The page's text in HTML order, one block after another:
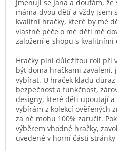
Jmenuji se Jana a doufám, že
máma dvou dětí a vždy jsem
kvalitní hračky, které by mé
vlastně péče o mé děti mě
založení e-shopu s kvalitními
Hračky plní důležitou roli při
být doma hračkami zavaleni,
vybírat. U hraček kladu
bezpečnost a funkčnost,
designy, které děti upoutají a
vybírám z kolekcí ověřených
za ně mohu 100% zaručit.
výběrem vhodné hračky,
uvedené v horní části